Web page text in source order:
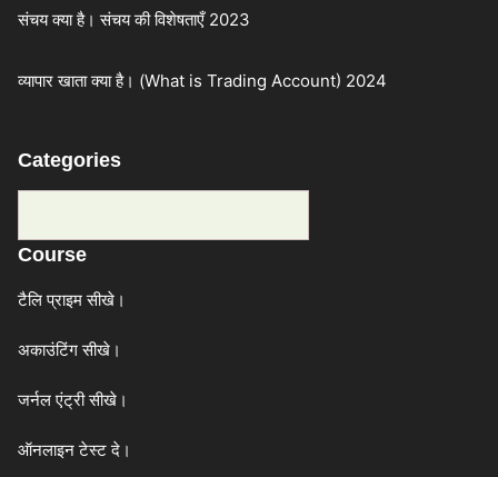
संचय क्या है। संचय की विशेषताएँ 2023
व्यापार खाता क्या है। (What is Trading Account) 2024
Categories
Course
टैलि प्राइम सीखे।
अकाउंटिंग सीखे।
जर्नल एंट्री सीखे।
ऑनलाइन टेस्ट दे।